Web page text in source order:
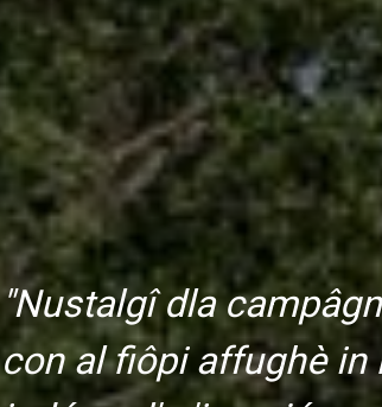
"Nustalgî dla
con al fiôpi affughè in